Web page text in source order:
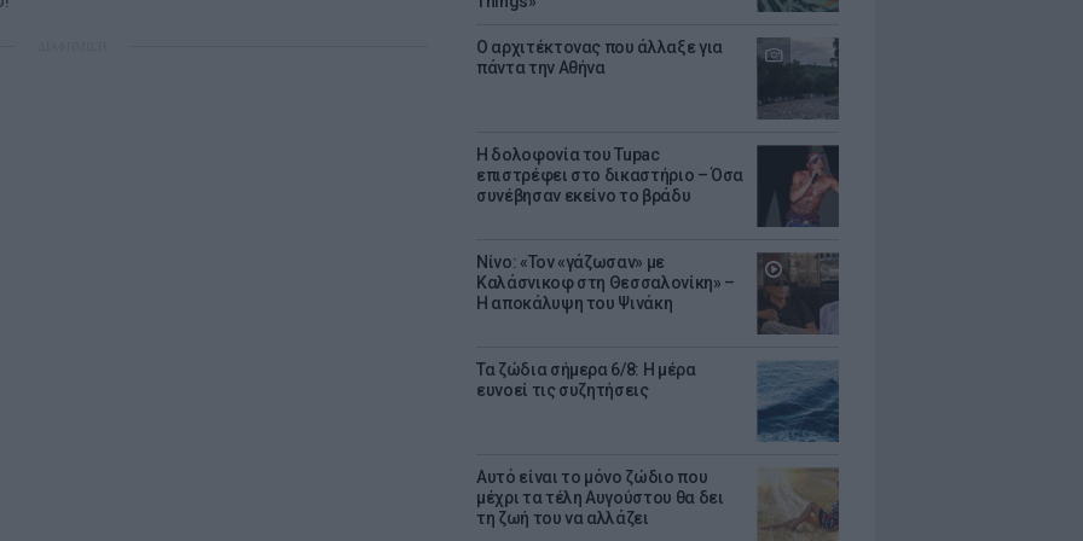
Ο αρχιτέκτονας που άλλαξε για
πάντα την Αθήνα
Η δολοφονία του Tupac
επιστρέφει στο δικαστήριο – Όσα
συνέβησαν εκείνο το βράδυ
Νίνο: «Τον «γάζωσαν» με
Καλάσνικοφ στη Θεσσαλονίκη» –
Η αποκάλυψη του Ψινάκη
Τα ζώδια σήμερα 6/8: Η μέρα
ευνοεί τις συζητήσεις
Αυτό είναι το μόνο ζώδιο που
μέχρι τα τέλη Αυγούστου θα δει
τη ζωή του να αλλάζει